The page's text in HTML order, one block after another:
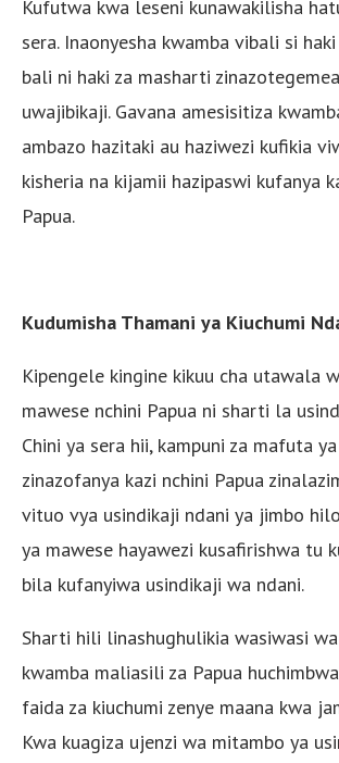
Kufutwa kwa leseni kunawakilisha
sera. Inaonyesha kwamba vibali si
bali ni haki za masharti
uwajibikaji. Gavana amesisitiza
ambazo hazitaki au haziwezi kufikia
kisheria na kijamii hazipaswi kufanya
Papua.
Kudumisha Thamani ya Kiuchumi
Kipengele kingine kikuu cha utawala
mawese nchini Papua ni sharti la
Chini ya sera hii, kampuni za mafuta
zinazofanya kazi nchini Papua
vituo vya usindikaji ndani ya jimbo
ya mawese hayawezi kusafirishwa tu
bila kufanyiwa usindikaji wa ndani.
Sharti hili linashughulikia wasiwasi
kwamba maliasili za Papua
faida za kiuchumi zenye maana kwa
Kwa kuagiza ujenzi wa mitambo ya